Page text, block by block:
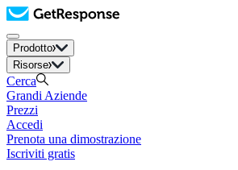
Prodotto
Risorse
Cerca
Grandi Aziende
Prezzi
Accedi
Prenota una dimostrazione
Iscriviti gratis